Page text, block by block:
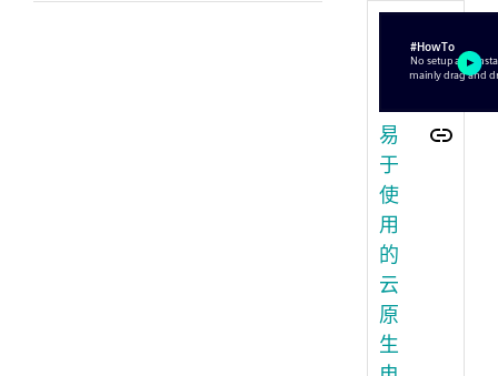
易
于
使
用
的
云
原
生